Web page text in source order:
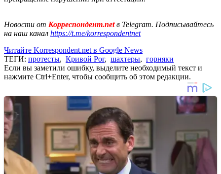
Новости от Корреспондент.netв Telegram. Подписывайтесь
на наш канал https://t.me/korrespondentnet
Читайте Korrespondent.net в Google News
ТЕГИ: протесты, Кривой Рог, шахтеры, горняки
Если вы заметили ошибку, выделите необходимый текст и
нажмите Ctrl+Enter, чтобы сообщить об этом редакции.